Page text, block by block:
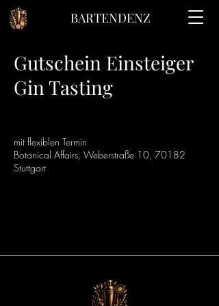
BARTENDENZ
Gutschein Einsteiger
Gin Tasting
mit flexiblen Termin
Botanical Affairs, Weberstraße 10, 70182
Stuttgart